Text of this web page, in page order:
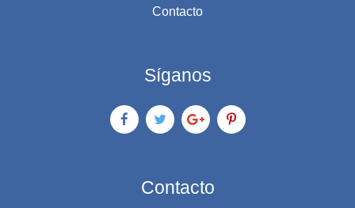
Contacto
Síganos
Contacto